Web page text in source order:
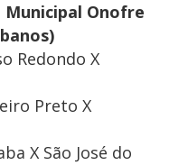
Municipal Onofre
Redondo X
Preto X
X São José do